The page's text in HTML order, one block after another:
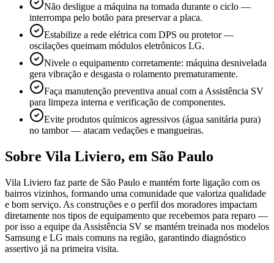
Não desligue a máquina na tomada durante o ciclo —
interrompa pelo botão para preservar a placa.
Estabilize a rede elétrica com DPS ou protetor —
oscilações queimam módulos eletrônicos LG.
Nivele o equipamento corretamente: máquina desnivelada
gera vibração e desgasta o rolamento prematuramente.
Faça manutenção preventiva anual com a Assistência SV
para limpeza interna e verificação de componentes.
Evite produtos químicos agressivos (água sanitária pura)
no tambor — atacam vedações e mangueiras.
Sobre Vila Liviero, em São Paulo
Vila Liviero faz parte de São Paulo e mantém forte ligação com os
bairros vizinhos, formando uma comunidade que valoriza qualidade
e bom serviço. As construções e o perfil dos moradores impactam
diretamente nos tipos de equipamento que recebemos para reparo —
por isso a equipe da Assistência SV se mantém treinada nos modelos
Samsung e LG mais comuns na região, garantindo diagnóstico
assertivo já na primeira visita.